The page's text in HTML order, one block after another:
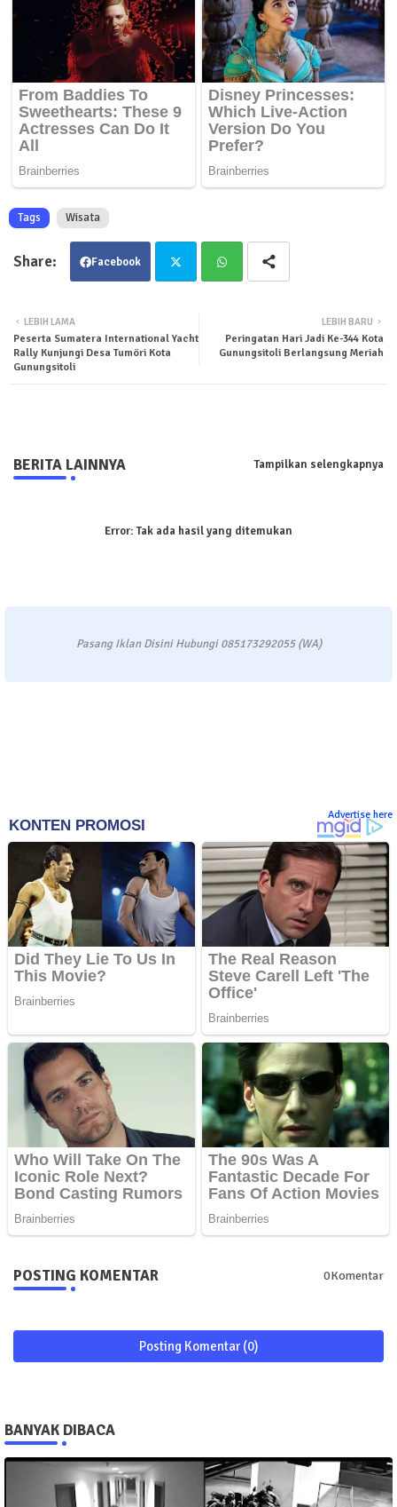
Tags Wisata
Facebook
ter tsa
LEBIH BARU
Peringatan Hari Jadi Ke-344 Kota
Gunungsitoli Berlangsung Meriah
LEBIH LAMA
Peserta Sumatera International Yacht
Rally Kunjungi Desa Tumöri Kota
Gunungsitoli
BERITA LAINNYA Tampilkan selengkapnya
Error:Tak ada hasil yang ditemukan
Pasang Iklan Disini Hubungi 085173292055 (WA)
Advertise here
POSTING KOMENTAR 0Komentar
Posting Komentar (0)
BANYAK DIBACA